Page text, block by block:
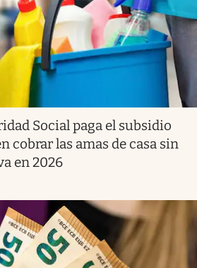
Social paga el subsidio
cobrar las amas de casa sin
en 2026